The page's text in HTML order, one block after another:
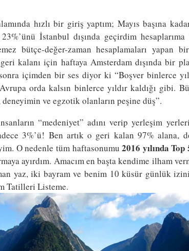
hızlı bir giriş yaptım; Mayıs başına
İstanbul dışında geçirdim
bütçe-değer-zaman hesaplamaları yapan
kalanı için haftaya Amsterdam dışında bir
içimden bir ses diyor ki “Boşver binlerce
orda kalsın binlerce yıldır kaldığı gibi.
ve egzotik olanların peşine düş”.
“medeniyet” adını verip yerleşim
3%’ü! Ben artık o geri kalan 97% alana,
O nedenle tüm haftasonumu2016 yılında
ayırdım. Amacım en başta kendime ilham
yaz, iki bayram ve benim 10 küsür günlük
Tatilleri Listeme.